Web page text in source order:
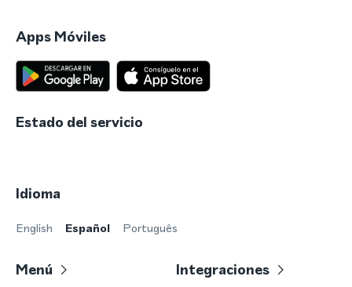
Apps Móviles
Estado del servicio
Idioma
English Español Português
Menú Integraciones